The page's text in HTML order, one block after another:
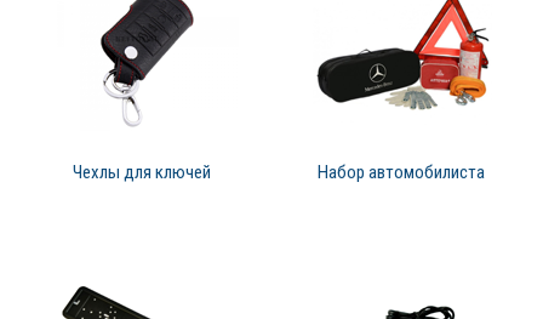
Чехлы для ключей Набор автомобилиста